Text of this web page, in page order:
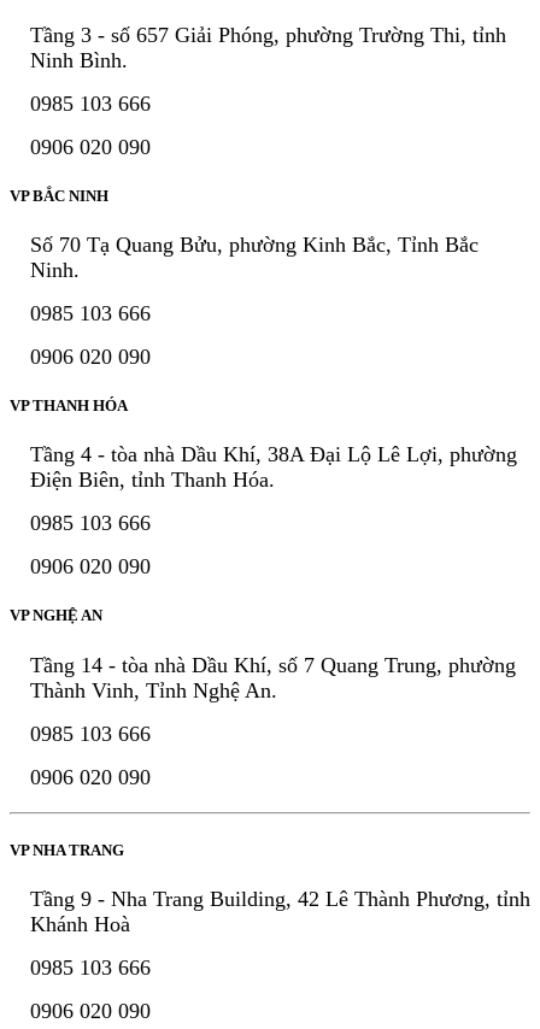
Tầng 3 - số 657 Giải Phóng, phường Trường Thi, tỉnh
Ninh Bình.
0985 103 666
0906 020 090
VP BẮC NINH
Số 70 Tạ Quang Bửu, phường Kinh Bắc, Tỉnh Bắc
Ninh.
0985 103 666
0906 020 090
VP THANH HÓA
Tầng 4 - tòa nhà Dầu Khí, 38A Đại Lộ Lê Lợi, phường
Điện Biên, tỉnh Thanh Hóa.
0985 103 666
0906 020 090
VP NGHỆ AN
Tầng 14 - tòa nhà Dầu Khí, số 7 Quang Trung, phường
Thành Vinh, Tỉnh Nghệ An.
0985 103 666
0906 020 090
VP NHA TRANG
Tầng 9 - Nha Trang Building, 42 Lê Thành Phương, tỉnh
Khánh Hoà
0985 103 666
0906 020 090